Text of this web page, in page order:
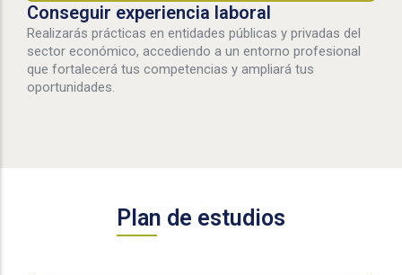
Conseguir experiencia laboral
Realizarás prácticas en entidades públicas y privadas del
sector económico, accediendo a un entorno profesional
que fortalecerá tus competencias y ampliará tus
oportunidades.
Plan de estudios